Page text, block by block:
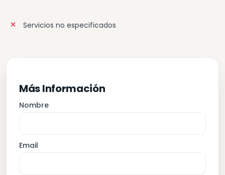
Servicios no especificados
Más Información
Nombre
Email